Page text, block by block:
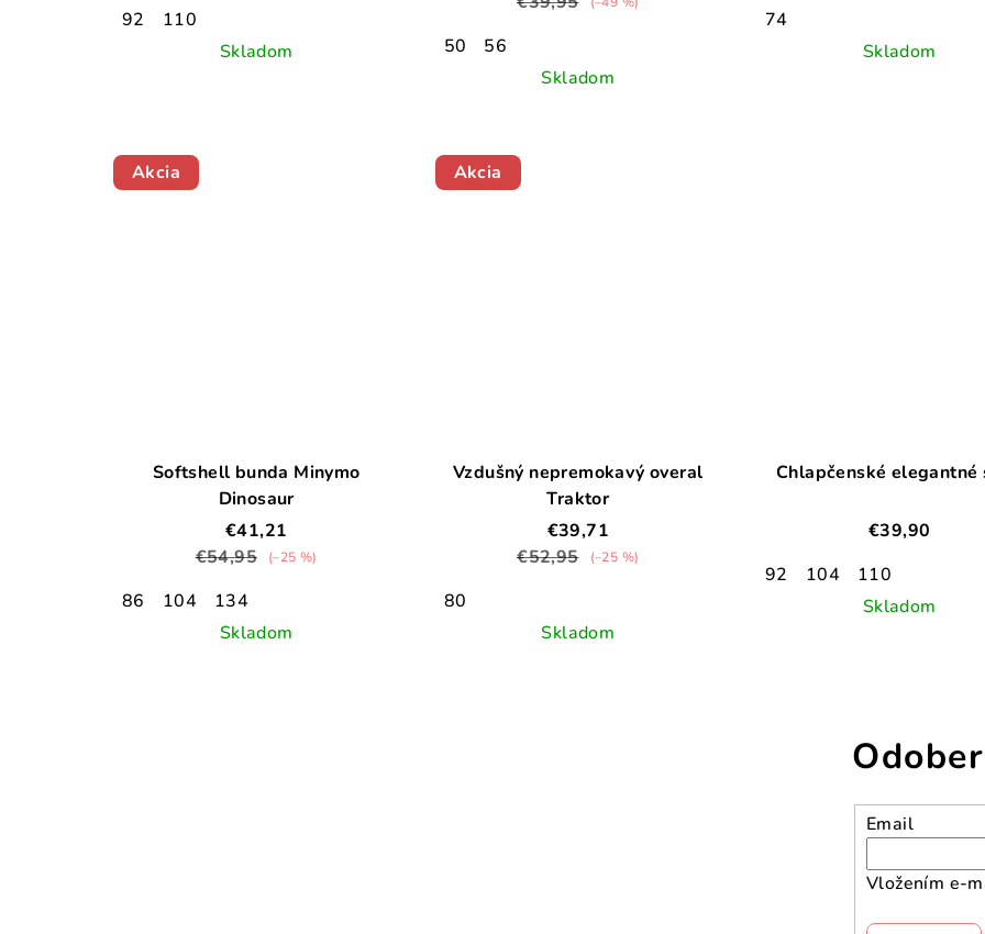
92
110
Skladom
50
56
Skladom
74
Skladom
Akcia
Softshell bunda Minymo
Dinosaur
€41,21
€54,95
(–25 %)
86 104
134
Skladom
Akcia
Vzdušný nepremokavý overal
Traktor
€39,71
€52,95
(–25 %)
80
Skladom
Chlapčenské elegantné
€39,90
92
104
110
Skladom
Email
Vložením e-